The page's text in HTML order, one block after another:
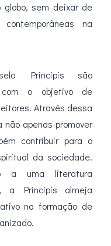
sem deixar de
na
Principis são
com o objetivo de
Através dessa
apenas promover
contribuir para o
da sociedade.
a uma literatura
a Principis almeja
na formação de